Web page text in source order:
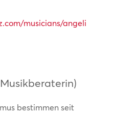
musicians/angeli
bestimmen seit